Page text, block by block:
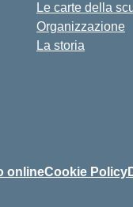
Le carte della
Organizzazione
La storia
onlineCookie Policy